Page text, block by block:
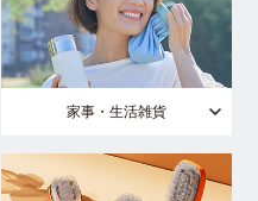
家事・生活雑貨